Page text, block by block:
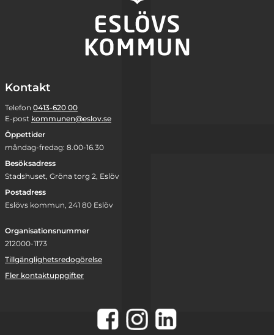
Kontakt
Telefon 0413-620 00
E-post kommunen@eslov.se
Öppettider
måndag-fredag: 8.00-16.30
Besöksadress
Stadshuset, Gröna torg 2, Eslöv
Postadress
Eslövs kommun, 241 80 Eslöv
Organisationsnummer
212000-1173
Tillgänglighetsredogörelse
Fler kontaktuppgifter
Facebook
Instagram